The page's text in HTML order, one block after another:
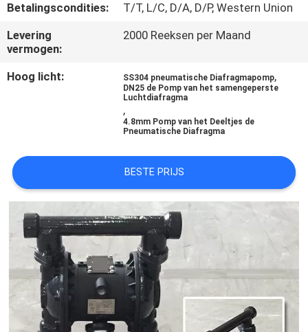
VERZOEK
OM
EEN
CITAAT
PRIVACY
POLICY
Betalingscondities:
T/T, L/C, D/A, D/P, Western Union
Levering
vermogen:
2000 Reeksen per Maand
Hoog licht: SS304 pneumatische Diafragmapomp,
DN25 de Pomp van het samengeperste
Luchtdiafragma
,
4.8mm Pomp van het Deeltjes de
Pneumatische Diafragma
BESTE PRIJS